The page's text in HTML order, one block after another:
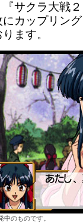
『サクラ大戦
カップリン
ます。
のものです。